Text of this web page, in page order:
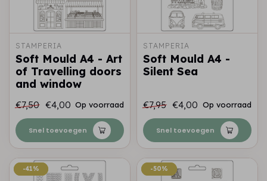
STAMPERIA
Soft Mould A4 - Art
of Travelling doors
and window
€7,50 €4,00 Op voorraad
Snel toevoegen
STAMPERIA
Soft Mould A4 -
Silent Sea
€7,95 €4,00 Op voorraad
Snel toevoegen
-41%
-41% -50%
-50%